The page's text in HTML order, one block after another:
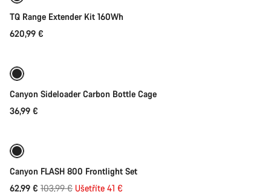
TQ Range Extender Kit 160Wh
620,99 €
Canyon Sideloader Carbon Bottle Cage
36,99 €
Canyon FLASH 800 Frontlight Set
62,99 € Původní
103,99 € Ušetříte 41 €